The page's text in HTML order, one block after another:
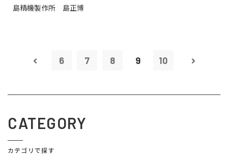
島精機製作所 島正博
6 7 8 9 10
CATEGORY
カテゴリで探す